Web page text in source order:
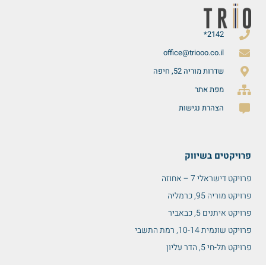
2142*
office@triooo.co.il
שדרות מוריה 52, חיפה
מפת אתר
הצהרת נגישות
פרויקטים בשיווק
פרויקט דישראלי 7 – אחוזה
פרויקט מוריה 95, כרמליה
פרויקט איתנים 5, כבאביר
פרויקט שונמית 10-14, רמת התשבי
פרויקט תל-חי 5, הדר עליון